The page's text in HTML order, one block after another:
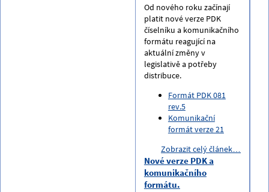
Od nového roku začínají
platit nové verze PDK
číselníku a komunikačního
formátu reagující na
aktuální změny v
legislativě a potřeby
distribuce.
Formát PDK 081
rev.5
Komunikační
formát verze 21
Zobrazit celý článek…
Nové verze PDK a
komunikačního
formátu.